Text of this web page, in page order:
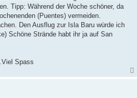
Tipp: Während der Woche schöner, da
(Puentes) vermeiden.
Den Ausflug zur Isla Baru würde ich
Schöne Strände habt ihr ja auf San
Spass